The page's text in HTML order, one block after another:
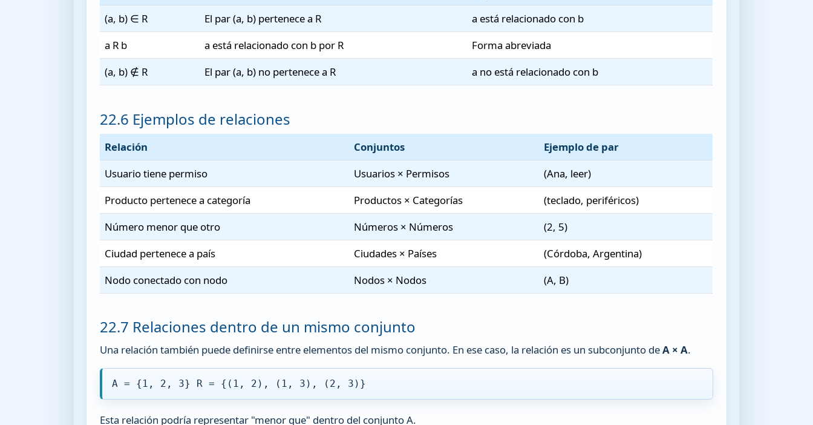
(a, b) ∈ R
El par (a, b) pertenece a R
a está relacionado con b
a R b
a está relacionado con b por R
Forma abreviada
(a, b) ∉ R
El par (a, b) no pertenece a R a no está relacionado con b
22.6 Ejemplos de relaciones
Relación Conjuntos
Ejemplo de par
Usuario tiene permiso
Usuarios × Permisos
(Ana, leer)
Producto pertenece a categoría
Productos × Categorías
(teclado, periféricos)
Número menor que otro
Números × Números
(2, 5)
Ciudad pertenece a país
Ciudades × Países
(Córdoba, Argentina)
Nodo conectado con nodo
Nodos × Nodos (A, B)
22.7 Relaciones dentro de un mismo conjunto
Una relación también puede definirse entre elementos del mismo conjunto. En ese caso, la relación es un subconjunto deA × A.
A = {1, 2, 3} R = {(1, 2), (1, 3), (2, 3)}
Esta relación podría representar "menor que" dentro del conjunto A.